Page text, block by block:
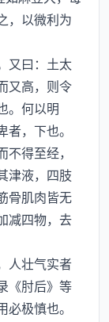
，以微利为
曰：土太
又高，则令
。何以明
，下也。
得至经，
津液，四肢
骨肌肉皆无
减四物，去
人壮气实者
《肘后》等
极慎也。